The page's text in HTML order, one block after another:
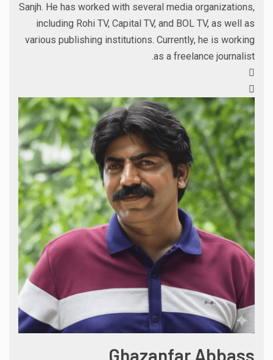
Sanjh. He has worked with several media organizations,
including Rohi TV, Capital TV, and BOL TV, as well as
various publishing institutions. Currently, he is working
as a freelance journalist.
Ghazanfar Abbass